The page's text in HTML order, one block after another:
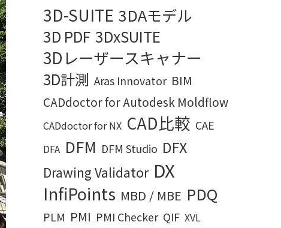
3D-SUITE 3DAモデル
3D PDF 3DxSUITE
3Dレーザースキャナー
3D計測 Aras Innovator BIM
CADdoctor for Autodesk Moldflow
CADdoctor for NX CAD比較 CAE
DFA DFM DFM Studio DFX
Drawing Validator DX
InfiPoints MBD / MBE PDQ
PLM PMI PMI Checker QIF XVL